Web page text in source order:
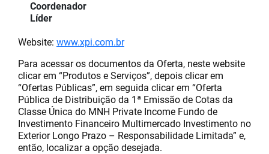
Coordenador
Líder
Website: www.xpi.com.br
Para acessar os documentos da Oferta, neste website
clicar em “Produtos e Serviços”, depois clicar em
“Ofertas Públicas”, em seguida clicar em “Oferta
Pública de Distribuição da 1ª Emissão de Cotas da
Classe Única do MNH Private Income Fundo de
Investimento Financeiro Multimercado Investimento no
Exterior Longo Prazo – Responsabilidade Limitada” e,
então, localizar a opção desejada.